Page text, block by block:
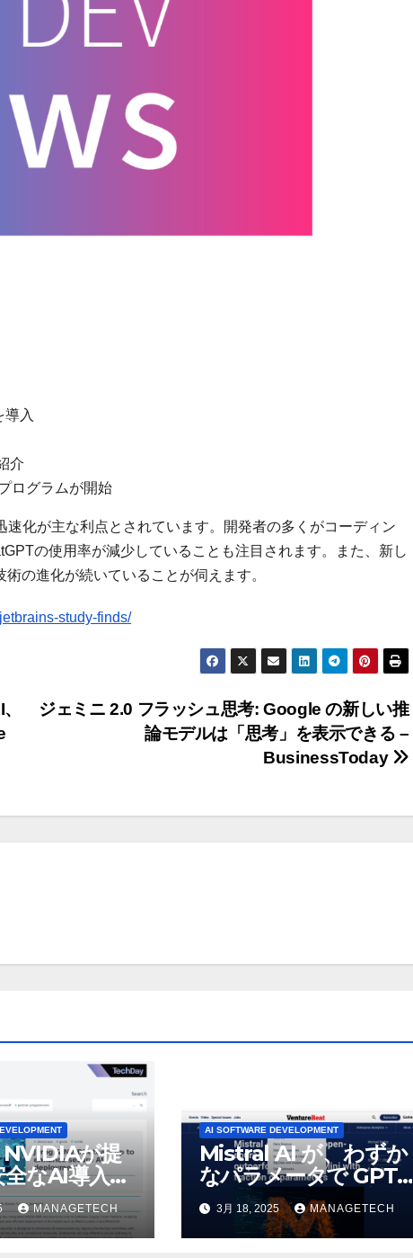
導入
介
ログラムが開始
化が主な利点とされています。開発者の多くがコーディン
の使用率が減少していることも注目されます。また、新し
の進化が続いていることが伺えます。
study-finds/
ジェミニ 2.0 フラッシュ思考: Google の新しい推
論モデルは「思考」を表示できる –
BusinessToday
が提
なAI導入を
MANAGETECH
AI SOFTWARE DEVELOPMENT
Mistral AI が、わずか
なパラメータで GPT-
4o Mini を上回る新し
いオープンソース モ
デルをリリース |
3月 18, 2025 MANAGETECH